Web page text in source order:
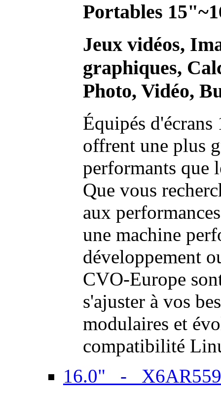
Portables
Jeux vidéos,
graphiques,
Photo, Vidéo,
Équipés
offrent une plus
performants que
Que vous
aux
une machine
développement
CVO-Europe
s'ajuster à vos
modulaires et
compatibilité
16.0" -